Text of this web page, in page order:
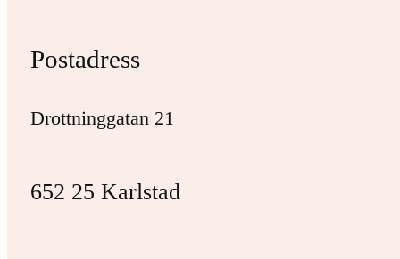
Postadress
Drottninggatan 21
652 25 Karlstad